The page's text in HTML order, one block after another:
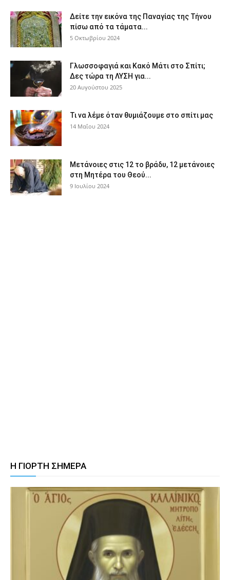
Δείτε την εικόνα της Παναγίας της Τήνου
πίσω από τα τάματα...
5 Οκτωβρίου 2024
Γλωσσοφαγιά και Κακό Μάτι στο Σπίτι;
Δες τώρα τη ΛΥΣΗ για...
20 Αυγούστου 2025
Τι να λέμε όταν θυμιάζουμε στο σπίτι μας
14 Μαΐου 2024
Μετάνοιες στις 12 το βράδυ, 12 μετάνοιες
στη Μητέρα του Θεού...
9 Ιουλίου 2024
Η ΓΙΟΡΤΗ ΣΗΜΕΡΑ